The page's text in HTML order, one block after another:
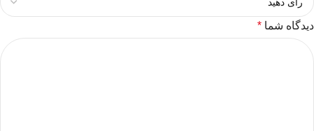
دیدگاه شما *